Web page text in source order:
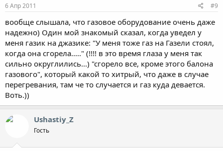
6 Апр 2011 #9
вообще слышала, что газовое оборудование очень даже
надежно) Один мой знакомый сказал, когда уведел у
меня газик на джазике: "У меня тоже газ на Газели стоял,
когда она сгорела....." (!!!! в это время глаза у меня так
сильно округлились...) "сгорело все, кроме этого балона
газового", который какой то хитрый, что даже в случае
перегревания, там че то случается и газ куда девается.
Воть.))
Ushastiy_Z
Гость